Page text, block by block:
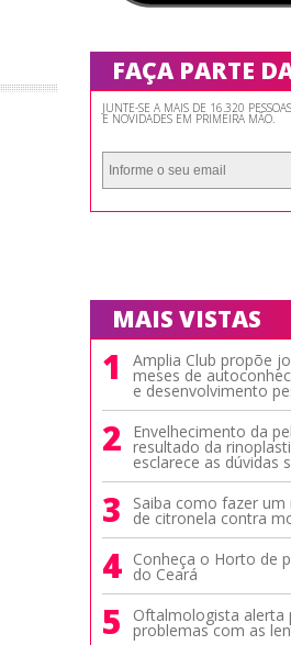
FAÇA PARTE
JUNTE-SE A MAIS DE 16.320
E NOVIDADES EM PRIMEIRA MÃO.
MAIS VISTAS
1 Amplia Club propõe
meses de
e desenvolvimento
2 Envelhecimento da
resultado da
esclarece as dúvidas
3 Saiba como fazer
de citronela contra
4 Conheça o Horto de
do Ceará
5 Oftalmologista alerta
problemas com as